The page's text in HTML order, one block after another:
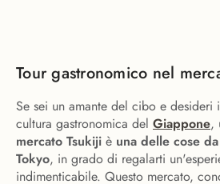
Tour gastronomico nel
Se sei un amante del cibo e desideri
cultura gastronomica del Giappone,
mercato Tsukiji è una delle cose
Tokyo, in grado di regalarti
indimenticabile. Questo mercato,